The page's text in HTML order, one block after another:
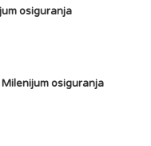
osiguranja
osiguranja